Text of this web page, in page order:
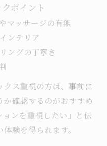
ョンで得られる安ら
クゼーション体験談
安らぎを生む理由
ンでリフレッシュ効
ポイント
マッサージの有無
ンテリア
ングの丁寧さ
ス重視の方は、事前に
確認するのがおすすめ
ンを重視したい」と伝
験を得られます。